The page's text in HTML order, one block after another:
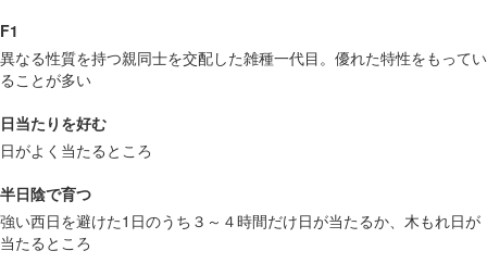
F1
異なる性質を持つ親同士を交配した雑種一代目。優れた特性をもってい
ることが多い
日当たりを好む
日がよく当たるところ
半日陰で育つ
強い西日を避けた1日のうち３～４時間だけ日が当たるか、木もれ日が
当たるところ